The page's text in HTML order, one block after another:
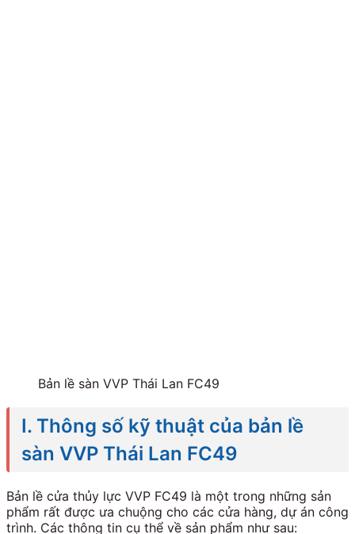
Bản lề sàn VVP Thái Lan FC49
I. Thông số kỹ thuật của bản lề
sàn VVP Thái Lan FC49
Bản lề cửa thủy lực VVP FC49 là một trong những sản
phẩm rất được ưa chuộng cho các cửa hàng, dự án công
trình. Các thông tin cụ thể về sản phẩm như sau: